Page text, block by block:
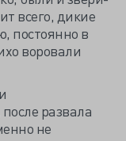
всего, дикие
постоянно в
воровали
развала
не